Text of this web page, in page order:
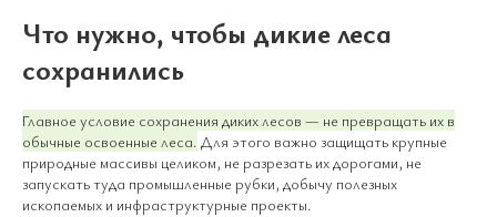
Что нужно, чтобы дикие леса
сохранились
Главное условие сохранения диких лесов — не превращать их в
обычные освоенные леса. Для этого важно защищать крупные
природные массивы целиком, не разрезать их дорогами, не
запускать туда промышленные рубки, добычу полезных
ископаемых и инфраструктурные проекты.